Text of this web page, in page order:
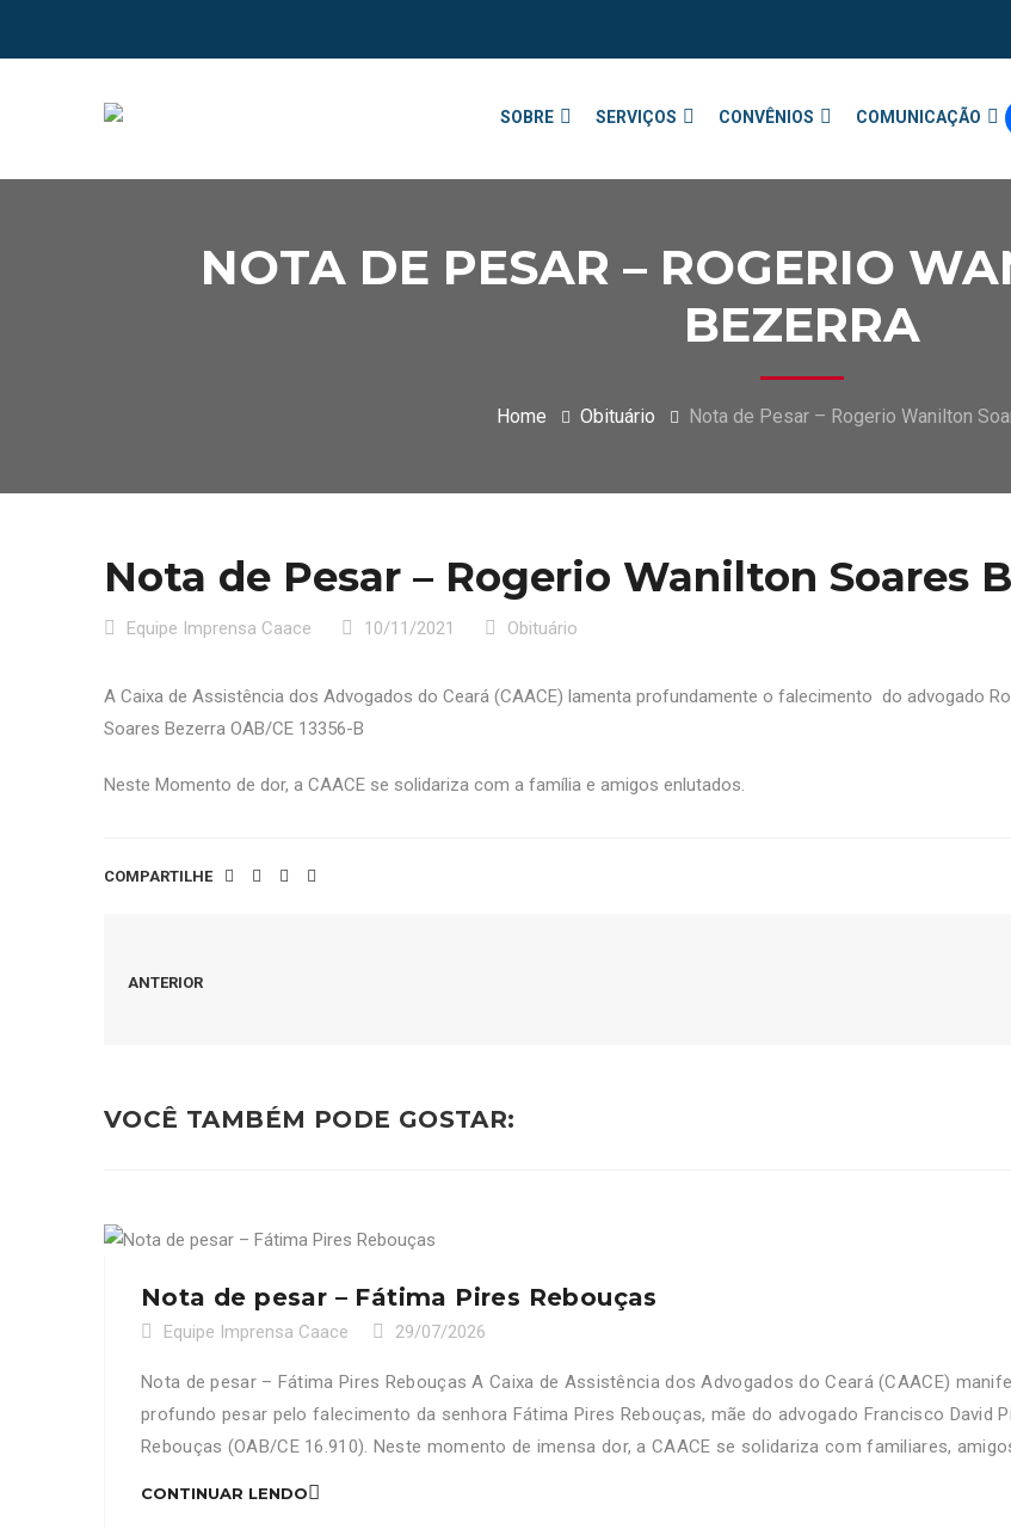
SOBRE SERVIÇOS CONVÊNIOS COMUNICAÇÃO
NOTA DE PESAR – ROGERIO
BEZERRA
Home Obituário Nota de Pesar – Rogerio Wanilton
Nota de Pesar – Rogerio Wanilton Soares
Equipe Imprensa Caace 10/11/2021 Obituário
A Caixa de Assistência dos Advogados do Ceará (CAACE) lamenta profundamente o falecimento do advogado
Soares Bezerra OAB/CE 13356-B
Neste Momento de dor, a CAACE se solidariza com a família e amigos enlutados.
COMPARTILHE
ANTERIOR
VOCÊ TAMBÉM PODE GOSTAR:
Nota de pesar – Fátima Pires Rebouças
Equipe Imprensa Caace 29/07/2026
Nota de pesar – Fátima Pires Rebouças A Caixa de Assistência dos Advogados do Ceará (CAACE)
profundo pesar pelo falecimento da senhora Fátima Pires Rebouças, mãe do advogado Francisco David
Rebouças (OAB/CE 16.910). Neste momento de imensa dor, a CAACE se solidariza com familiares,
CONTINUAR LENDO